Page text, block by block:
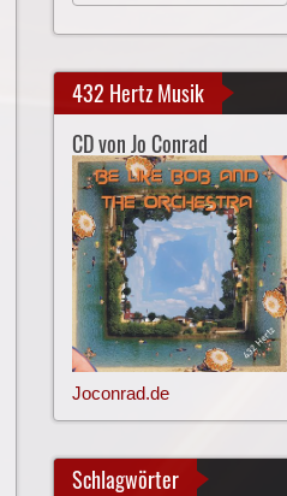
432 Hertz Musik
CD von Jo Conrad
Joconrad.de
Schlagwörter